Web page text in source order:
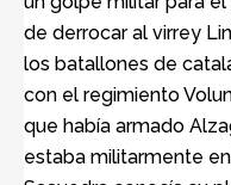
de derrocar al virrey
los batallones de
con el regimiento
que había armado
estaba militarmente